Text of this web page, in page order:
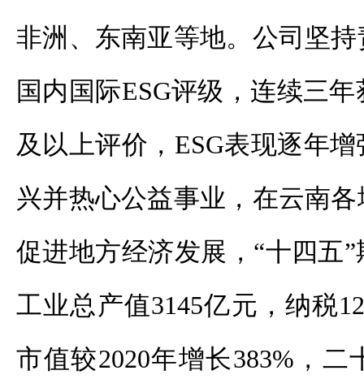
非洲、东南亚等地。公司坚
国内国际ESG评级，连续三
及以上评价，ESG表现逐年
兴并热心公益事业，在云南
促进地方经济发展，“十四五
工业总产值3145亿元，纳税
市值较2020年增长383%，